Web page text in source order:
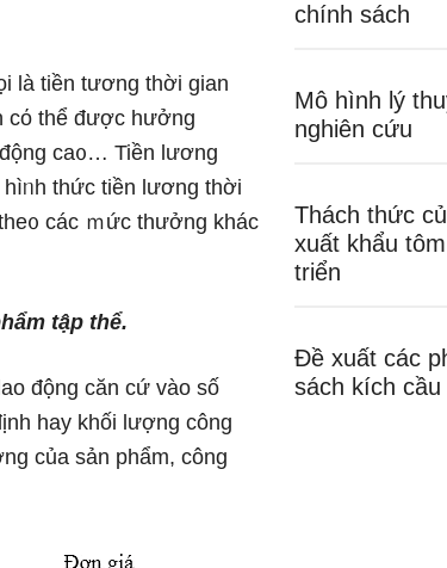
Ɩà tiền tương thời gian
cό thể được hưởng
ca᧐… Tiền lương
thức tiền lương thời
các ｍức thưởng khác
tập thể.
động căn cứ vào ѕố
hay khối lượng công
của sản phẩm, công
chính sách
Mô hình lý
nghiên cứu
Thách thức
xuất khẩu
triển
Đề xuất các
sách kích